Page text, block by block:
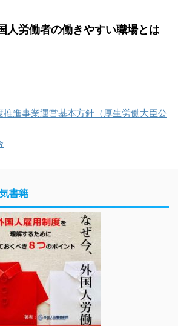
人労働者の働きやすい職場とは
推進事業運営基本方針（厚生労働大臣公
書籍